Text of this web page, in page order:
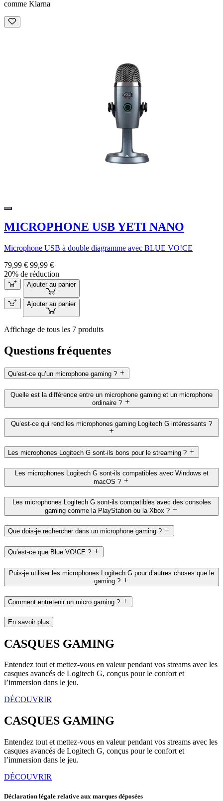
comme Klarna
MICROPHONE USB YETI NANO
Microphone USB à double diagramme avec BLUE VO!CE
79,99 € 99,99 €
20% de réduction
Ajouter au panier
Ajouter au panier
Affichage de tous les 7 produits
Questions fréquentes
Qu’est-ce qu’un microphone gaming ?
Quelle est la différence entre un microphone gaming et un microphone
ordinaire ?
Qu’est-ce qui rend les microphones gaming Logitech G intéressants ?
Les microphones Logitech G sont-ils bons pour le streaming ?
Les microphones Logitech G sont-ils compatibles avec Windows et
macOS ?
Les microphones Logitech G sont-ils compatibles avec des consoles
gaming comme la PlayStation ou la Xbox ?
Que dois-je rechercher dans un microphone gaming ?
Qu’est-ce que Blue VO!CE ?
Puis-je utiliser les microphones Logitech G pour d’autres choses que le
gaming ?
Comment entretenir un micro gaming ?
En savoir plus
CASQUES GAMING
Entendez tout et mettez-vous en valeur pendant vos streams avec les
casques avancés de Logitech G, conçus pour le confort et
l’immersion dans le jeu.
DÉCOUVRIR
CASQUES GAMING
Entendez tout et mettez-vous en valeur pendant vos streams avec les
casques avancés de Logitech G, conçus pour le confort et
l’immersion dans le jeu.
DÉCOUVRIR
Déclaration légale relative aux marques déposées